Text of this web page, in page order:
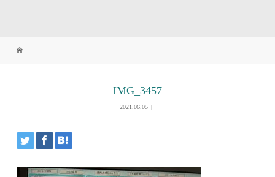
IMG_3457
2021.06.05